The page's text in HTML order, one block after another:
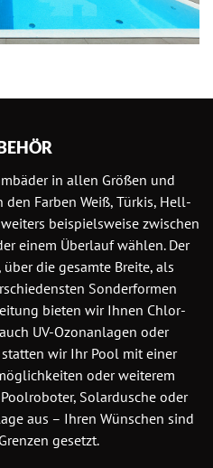
in allen Größen und
Farben Weiß, Türkis, Hell-
beispielsweise zwischen
einem Überlauf wählen. Der
die gesamte Breite, als
Sonderformen
bieten wir Ihnen Chlor-
UV-Ozonanlagen oder
wir Ihr Pool mit einer
oder weiterem
Solardusche oder
aus – Ihren Wünschen sind
gesetzt.